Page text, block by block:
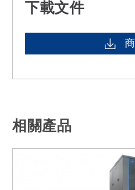
下載文件
相關產品